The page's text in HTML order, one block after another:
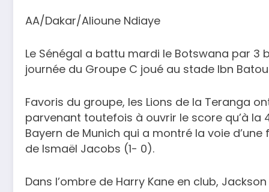
AA/Dakar/Alioune Ndiaye
Le Sénégal a battu mardi le Botswana par
journée du Groupe C joué au stade Ibn
Favoris du groupe, les Lions de la Teranga
parvenant toutefois à ouvrir le score qu’à la
Bayern de Munich qui a montré la voie
de Ismaël Jacobs (1- 0).
Dans l’ombre de Harry Kane en club,